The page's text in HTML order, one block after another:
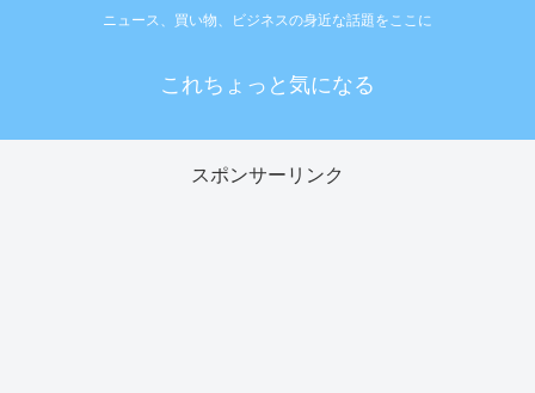
ニュース、買い物、ビジネスの身近な話題をここに
これちょっと気になる
スポンサーリンク